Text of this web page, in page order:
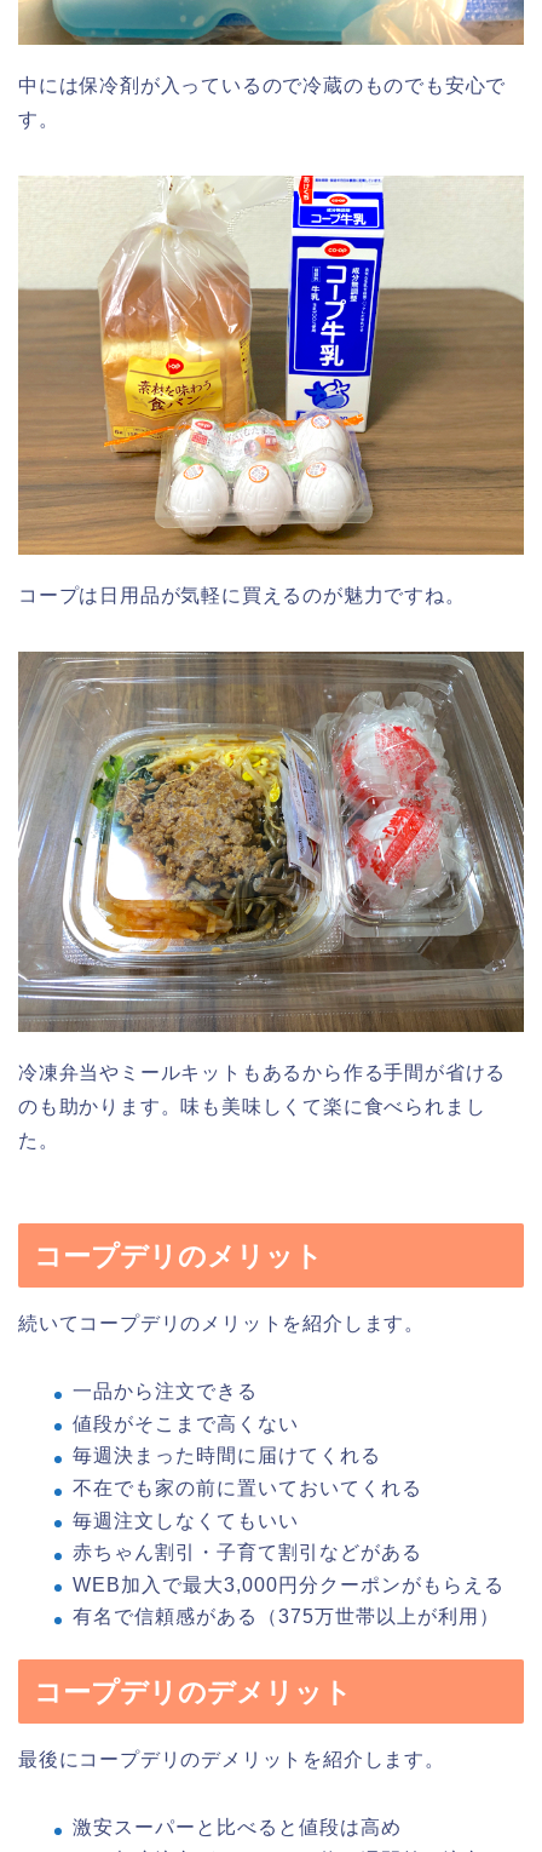
中には保冷剤が入っているので冷蔵のものでも安心で
す。
コープは日用品が気軽に買えるのが魅力ですね。
冷凍弁当やミールキットもあるから作る手間が省ける
のも助かります。味も美味しくて楽に食べられまし
た。
コープデリのメリット
続いてコープデリのメリットを紹介します。
一品から注文できる
値段がそこまで高くない
毎週決まった時間に届けてくれる
不在でも家の前に置いておいてくれる
毎週注文しなくてもいい
赤ちゃん割引・子育て割引などがある
WEB加入で最大3,000円分クーポンがもらえる
有名で信頼感がある（375万世帯以上が利用）
コープデリのデメリット
最後にコープデリのデメリットを紹介します。
激安スーパーと比べると値段は高め